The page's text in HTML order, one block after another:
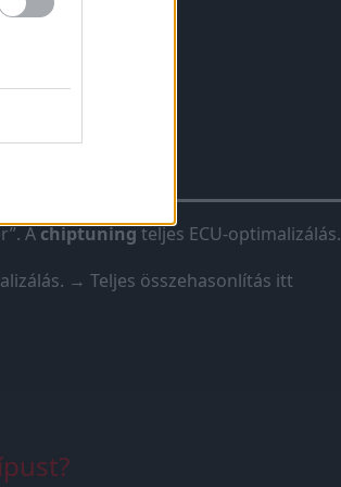
Achiptuningteljes ECU-optimalizálás.
→ Teljes összehasonlítás itt